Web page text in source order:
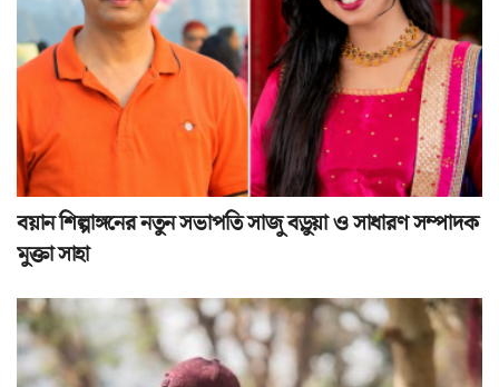
বয়ান শিল্পাঙ্গনের নতুন সভাপতি সাজু বড়ুয়া ও সাধারণ সম্পাদক
মুক্তা সাহা